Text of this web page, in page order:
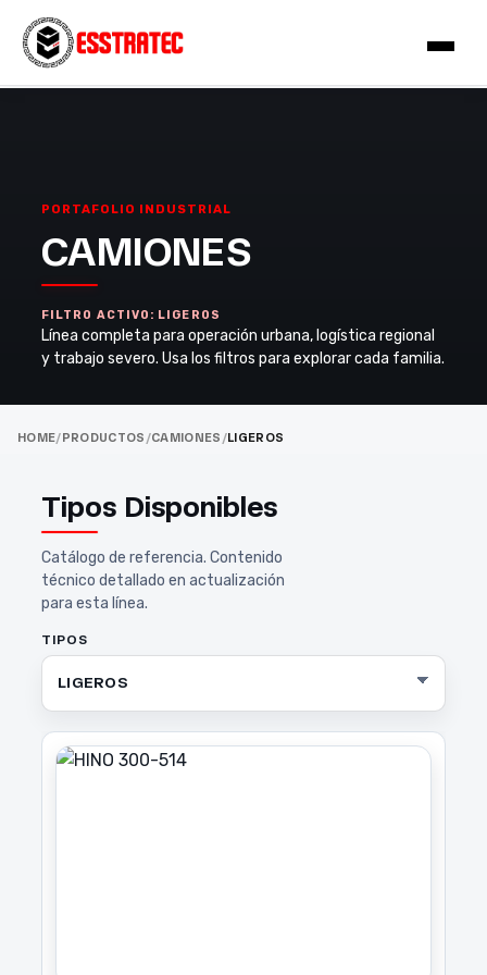
PORTAFOLIO INDUSTRIAL
CAMIONES
FILTRO ACTIVO: LIGEROS
Línea completa para operación urbana, logística regional
y trabajo severo. Usa los filtros para explorar cada familia.
HOME/PRODUCTOS /CAMIONES /LIGEROS
Tipos Disponibles
Catálogo de referencia. Contenido
técnico detallado en actualización
para esta línea.
TIPOS